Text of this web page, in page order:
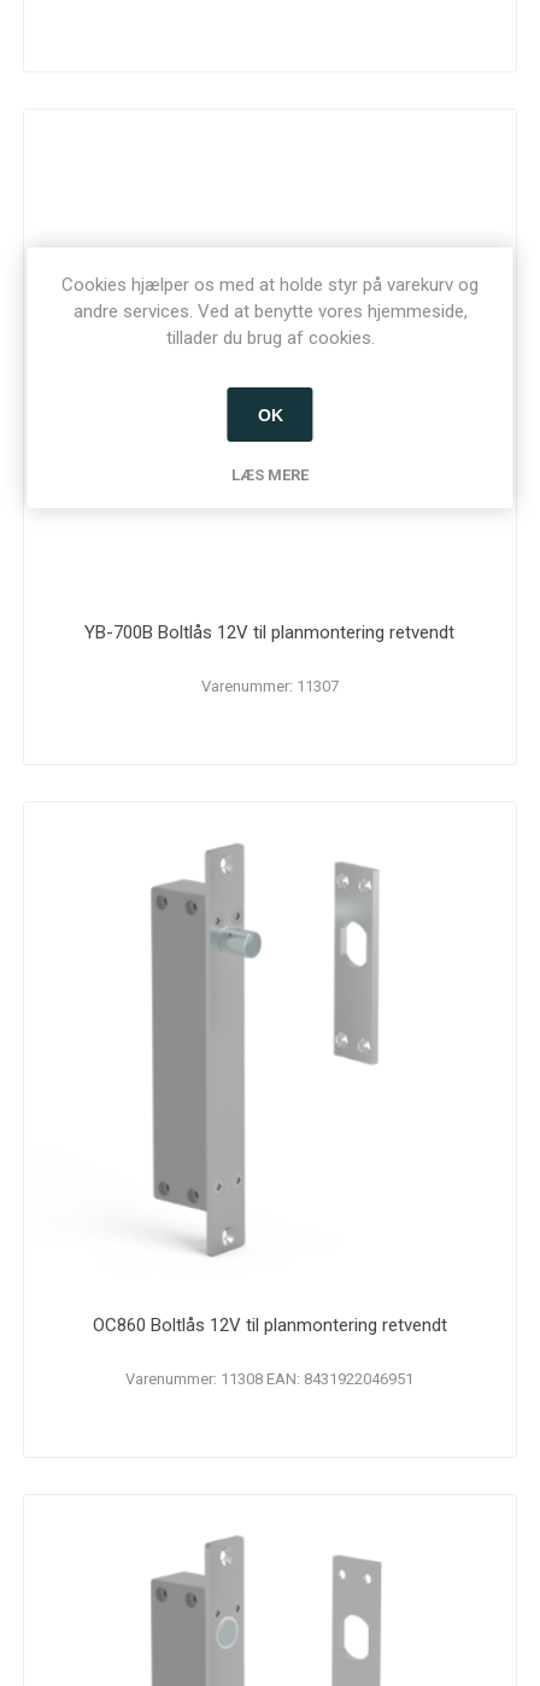
YB-700B Boltlås 12V til planmontering retvendt
Varenummer: 11307
OC860 Boltlås 12V til planmontering retvendt
Varenummer: 11308 EAN: 8431922046951
Cookies hjælper os med at holde styr på varekurv og
andre services. Ved at benytte vores hjemmeside,
tillader du brug af cookies.
OK
LÆS MERE